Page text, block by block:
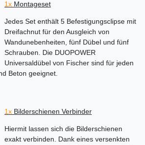
1x Montageset
Jedes Set enthält 5 Befestigungsclipse mit
Dreifachnut für den Ausgleich von
Wandunebenheiten, fünf Dübel und fünf
Schrauben. Die DUOPOWER
Universaldübel von Fischer sind für jeden
Beton geeignet.
1x Bilderschienen Verbinder
Hiermit lassen sich die Bilderschienen
exakt verbinden. Dank eines versenkten